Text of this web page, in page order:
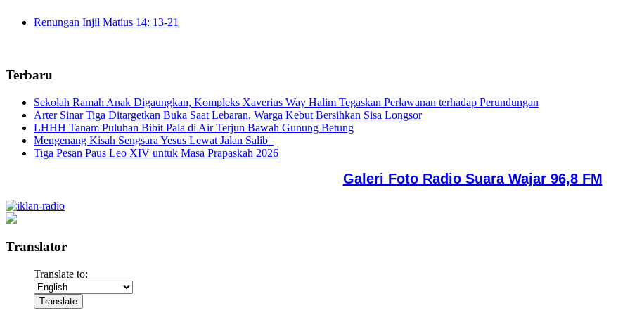
Renungan Injil Matius 14: 13-21
Terbaru
Sekolah Ramah Anak Digaungkan, Kompleks Xaverius Way Halim Tegaskan Perlawanan terhadap Perundungan
Arter Sinar Tiga Ditargetkan Buka Saat Lebaran, Warga Kebut Bersihkan Sisa Longsor
LHHH Tanam Puluhan Bibit Pala di Air Terjun Bawah Gunung Betung
Mengenang Kisah Sengsara Yesus Lewat Jalan Salib
Tiga Pesan Paus Leo XIV untuk Masa Prapaskah 2026
Galeri Foto Radio Suara Wajar 96,8 FM
Translator
Translate to: